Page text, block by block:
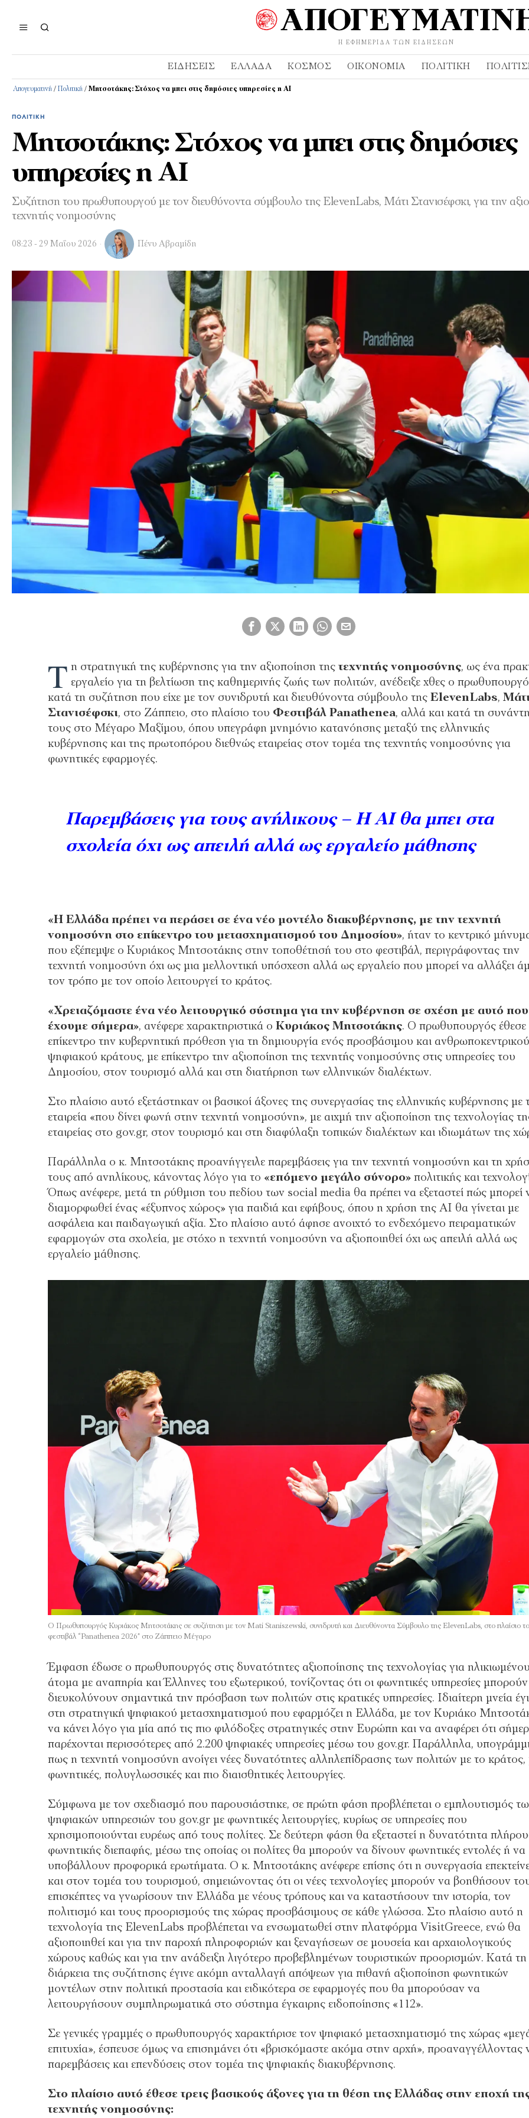
Η ΕΦΗΜΕΡΊΔΑ ΤΩΝ ΕΙΔΉΣΕΩΝ
ΕΙΔΉΣΕΙΣ ΕΛΛΆΔΑ ΚΌΣΜΟΣ ΟΙΚΟΝΟΜΊΑ ΠΟΛΙΤΙΚΉ
Απογευματινή / Πολιτική / Μητσοτάκης: Στόχος να μπει στις δημόσιες υπηρεσίες η ΑΙ
ΠΟΛΙΤΙΚΉ
Μητσοτάκης: Στόχος να μπει στις δημόσιες
υπηρεσίες η ΑΙ
Συζήτηση του πρωθυπουργού με τον διευθύνοντα σύμβουλο της ElevenLabs, Μάτι Στανισέφσκι, για την
τεχνητής νοημοσύνης
08:23 - 29 Μαΐου 2026 Πένυ Αβραμίδη
Τ η στρατηγική της κυβέρνησης για την αξιοποίηση τηςτεχνητής νοημοσύνης, ως ένα
εργαλείο για τη βελτίωση της καθημερινής ζωής των πολιτών, ανέδειξε χθες ο
κατά τη συζήτηση που είχε με τον συνιδρυτή και διευθύνοντα σύμβουλο της ElevenLabs,
Στανισέφσκι, στο Ζάππειο, στο πλαίσιο του Φεστιβάλ Panathenea, αλλά και κατά τη
τους στο Μέγαρο Μαξίμου, όπου υπεγράφη μνημόνιο κατανόησης μεταξύ της ελληνικής
κυβέρνησης και της πρωτοπόρου διεθνώς εταιρείας στον τομέα της τεχνητής νοημοσύνης για
φωνητικές εφαρμογές.
Παρεμβάσεις για τους ανήλικους – Η AI θα μπει στα
σχολεία όχι ως απειλή αλλά ως εργαλείο μάθησης
«Η Ελλάδα πρέπει να περάσει σε ένα νέο μοντέλο διακυβέρνησης, με την τεχνητή
νοημοσύνη στο επίκεντρο του μετασχηματισμού του Δημοσίου», ήταν το κεντρικό
που εξέπεμψε ο Κυριάκος Μητσοτάκης στην τοποθέτησή του στο φεστιβάλ, περιγράφοντας την
τεχνητή νοημοσύνη όχι ως μια μελλοντική υπόσχεση αλλά ως εργαλείο που μπορεί να αλλάξει
τον τρόπο με τον οποίο λειτουργεί το κράτος.
«Χρειαζόμαστε ένα νέο λειτουργικό σύστημα για την κυβέρνηση σε σχέση με αυτό που
έχουμε σήμερα», ανέφερε χαρακτηριστικά ο Κυριάκος Μητσοτάκης. Ο πρωθυπουργός έθεσε
επίκεντρο την κυβερνητική πρόθεση για τη δημιουργία ενός προσβάσιμου και ανθρωποκεντρικού
ψηφιακού κράτους, με επίκεντρο την αξιοποίηση της τεχνητής νοημοσύνης στις υπηρεσίες του
Δημοσίου, στον τουρισμό αλλά και στη διατήρηση των ελληνικών διαλέκτων.
Στο πλαίσιο αυτό εξετάστηκαν οι βασικοί άξονες της συνεργασίας της ελληνικής κυβέρνησης με
εταιρεία «που δίνει φωνή στην τεχνητή νοημοσύνη», με αιχμή την αξιοποίηση της τεχνολογίας
εταιρείας στο gov.gr, στον τουρισμό και στη διαφύλαξη τοπικών διαλέκτων και ιδιωμάτων της
Παράλληλα ο κ. Μητσοτάκης προανήγγειλε παρεμβάσεις για την τεχνητή νοημοσύνη και τη
τους από ανηλίκους, κάνοντας λόγο για το «επόμενο μεγάλο σύνορο» πολιτικής και
Όπως ανέφερε, μετά τη ρύθμιση του πεδίου των social media θα πρέπει να εξεταστεί πώς μπορεί
διαμορφωθεί ένας «έξυπνος χώρος» για παιδιά και εφήβους, όπου η χρήση της AI θα γίνεται με
ασφάλεια και παιδαγωγική αξία. Στο πλαίσιο αυτό άφησε ανοιχτό το ενδεχόμενο πειραματικών
εφαρμογών στα σχολεία, με στόχο η τεχνητή νοημοσύνη να αξιοποιηθεί όχι ως απειλή αλλά ως
εργαλείο μάθησης.
Ο Πρωθυπουργός Κυριάκος Μητσοτάκης σε συζήτηση με τον Mati Staniszewski, συνιδρυτή και Διευθύνοντα Σύμβουλο της ElevenLabs, στο πλαίσιο
φεστιβάλ “Panathenea 2026” στο Ζάππειο Μέγαρο
Έμφαση έδωσε ο πρωθυπουργός στις δυνατότητες αξιοποίησης της τεχνολογίας για
άτομα με αναπηρία και Έλληνες του εξωτερικού, τονίζοντας ότι οι φωνητικές υπηρεσίες
διευκολύνουν σημαντικά την πρόσβαση των πολιτών στις κρατικές υπηρεσίες. Ιδιαίτερη μνεία
στη στρατηγική ψηφιακού μετασχηματισμού που εφαρμόζει η Ελλάδα, με τον Κυριάκο
να κάνει λόγο για μία από τις πιο φιλόδοξες στρατηγικές στην Ευρώπη και να αναφέρει ότι
παρέχονται περισσότερες από 2.200 ψηφιακές υπηρεσίες μέσω του gov.gr. Παράλληλα,
πως η τεχνητή νοημοσύνη ανοίγει νέες δυνατότητες αλληλεπίδρασης των πολιτών με το κράτος,
φωνητικές, πολυγλωσσικές και πιο διαισθητικές λειτουργίες.
Σύμφωνα με τον σχεδιασμό που παρουσιάστηκε, σε πρώτη φάση προβλέπεται ο εμπλουτισμός
ψηφιακών υπηρεσιών του gov.gr με φωνητικές λειτουργίες, κυρίως σε υπηρεσίες που
χρησιμοποιούνται ευρέως από τους πολίτες. Σε δεύτερη φάση θα εξεταστεί η δυνατότητα
φωνητικής διεπαφής, μέσω της οποίας οι πολίτες θα μπορούν να δίνουν φωνητικές εντολές ή να
υποβάλλουν προφορικά ερωτήματα. Ο κ. Μητσοτάκης ανέφερε επίσης ότι η συνεργασία
και στον τομέα του τουρισμού, σημειώνοντας ότι οι νέες τεχνολογίες μπορούν να βοηθήσουν
επισκέπτες να γνωρίσουν την Ελλάδα με νέους τρόπους και να καταστήσουν την ιστορία, τον
πολιτισμό και τους προορισμούς της χώρας προσβάσιμους σε κάθε γλώσσα. Στο πλαίσιο αυτό η
τεχνολογία της ElevenLabs προβλέπεται να ενσωματωθεί στην πλατφόρμα VisitGreece, ενώ θα
αξιοποιηθεί και για την παροχή πληροφοριών και ξεναγήσεων σε μουσεία και αρχαιολογικούς
χώρους καθώς και για την ανάδειξη λιγότερο προβεβλημένων τουριστικών προορισμών. Κατά τη
διάρκεια της συζήτησης έγινε ακόμη ανταλλαγή απόψεων για πιθανή αξιοποίηση φωνητικών
μοντέλων στην πολιτική προστασία και ειδικότερα σε εφαρμογές που θα μπορούσαν να
λειτουργήσουν συμπληρωματικά στο σύστημα έγκαιρης ειδοποίησης «112».
Σε γενικές γραμμές ο πρωθυπουργός χαρακτήρισε τον ψηφιακό μετασχηματισμό της χώρας
επιτυχία», έσπευσε όμως να επισημάνει ότι «βρισκόμαστε ακόμα στην αρχή», προαναγγέλλοντας
παρεμβάσεις και επενδύσεις στον τομέα της ψηφιακής διακυβέρνησης.
Στο πλαίσιο αυτό έθεσε τρεις βασικούς άξονες για τη θέση της Ελλάδας στην εποχή
τεχνητής νοημοσύνης: